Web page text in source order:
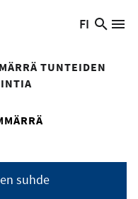
Vaihda
nykyinen
kieli:
FI
Hae
TUNTEIDEN
suhde